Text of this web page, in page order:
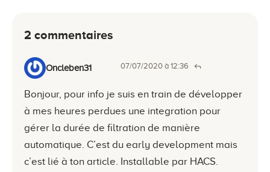
2 commentaires
Oncleben31 07/07/2020 à 12:36
Bonjour, pour info je suis en train de développer
à mes heures perdues une integration pour
gérer la durée de filtration de manière
automatique. C’est du early development mais
c’est lié à ton article. Installable par HACS.